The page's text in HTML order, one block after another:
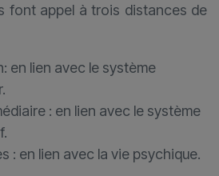
font appel à trois distances de
en lien avec le système
: en lien avec le système
: en lien avec la vie psychique.